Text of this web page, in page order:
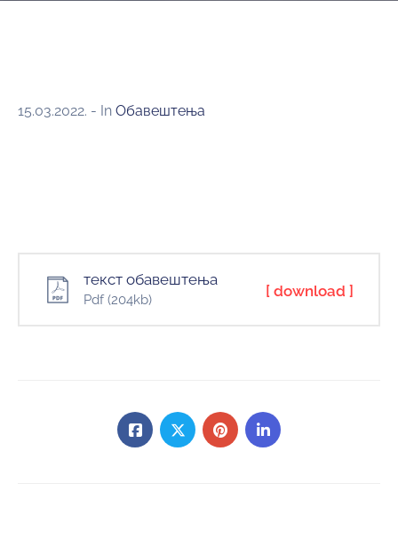
15.03.2022. - In Обавештења
текст обавештења
Pdf(204kb) [ download ]